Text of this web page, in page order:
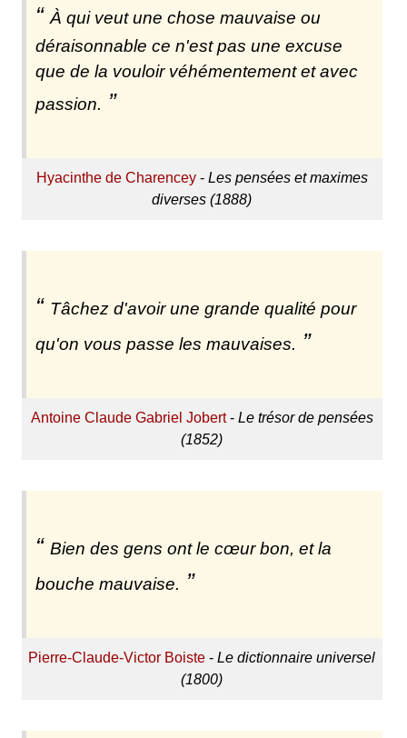
À qui veut une chose mauvaise ou
déraisonnable ce n'est pas une excuse
que de la vouloir véhémentement et avec
passion.
Hyacinthe de Charencey- Les pensées et maximes
diverses (1888)
Tâchez d'avoir une grande qualité pour
qu'on vous passe les mauvaises.
Antoine Claude Gabriel Jobert- Le trésor de pensées
(1852)
Bien des gens ont le cœur bon, et la
bouche mauvaise.
Pierre-Claude-Victor Boiste -Le dictionnaire universel
(1800)